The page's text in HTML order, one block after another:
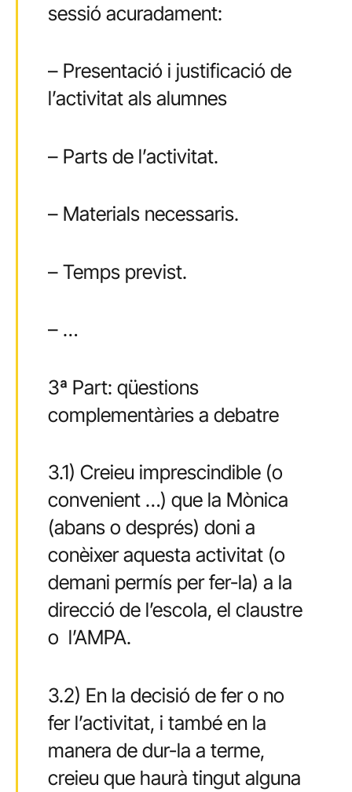
sessió acuradament:
– Presentació i justificació de
l’activitat als alumnes
– Parts de l’activitat.
– Materials necessaris.
– Temps previst.
– …
3ª Part: qüestions
complementàries a debatre
3.1) Creieu imprescindible (o
convenient …) que la Mònica
(abans o després) doni a
conèixer aquesta activitat (o
demani permís per fer-la) a la
direcció de l’escola, el claustre
o l’AMPA.
3.2) En la decisió de fer o no
fer l’activitat, i també en la
manera de dur-la a terme,
creieu que haurà tingut alguna